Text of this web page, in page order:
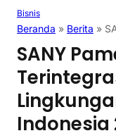
Bisnis
Beranda » Berita »
SANY
Indonesia